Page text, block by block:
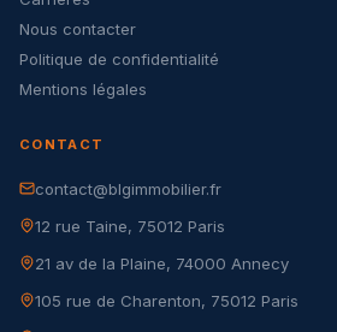
Nous contacter
Politique de confidentialité
Mentions légales
CONTACT
contact@blgimmobilier.fr
12 rue Taine, 75012 Paris
21 av de la Plaine, 74000 Annecy
105 rue de Charenton, 75012 Paris